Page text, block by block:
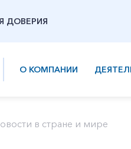
ДОВЕРИЯ
О КОМПАНИИ
в стране и мире